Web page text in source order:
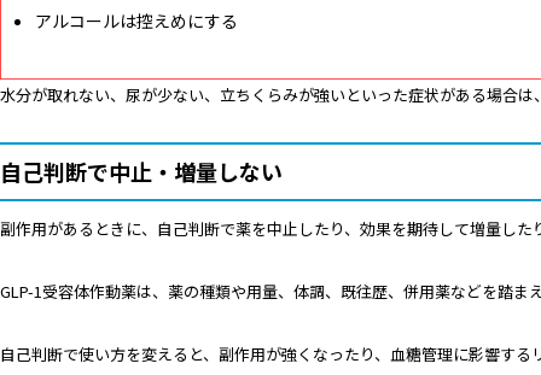
アルコールは控えめにする
水分が取れない、尿が少ない、立ちくらみが強いといった症状がある場合
自己判断で中止・増量しない
副作用があるときに、自己判断で薬を中止したり、効果を期待して増量した
GLP-1受容体作動薬は、薬の種類や用量、体調、既往歴、併用薬などを踏ま
自己判断で使い方を変えると、副作用が強くなったり、血糖管理に影響する